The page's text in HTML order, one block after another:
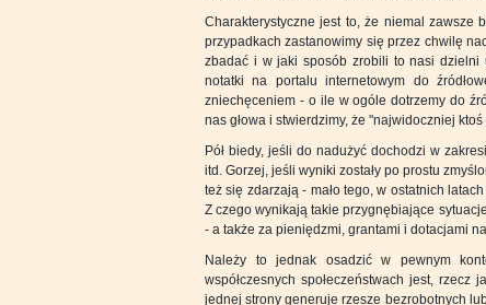
Charakterystyczne jest to, że niemal zawsze
przypadkach zastanowimy się przez chwilę
zbadać i w jaki sposób zrobili to nasi dzielni
notatki na portalu internetowym do
zniechęceniem - o ile w ogóle dotrzemy do
nas głowa i stwierdzimy, że "najwidoczniej ktoś
Pół biedy, jeśli do nadużyć dochodzi w
itd. Gorzej, jeśli wyniki zostały po prostu
też się zdarzają - mało tego, w ostatnich
Z czego wynikają takie przygnębiające
- a także za pieniędzmi, grantami i dotacjami
Należy to jednak osadzić w pewnym
współczesnych społeczeństwach jest,
jednej strony generuje rzesze bezrobotnych